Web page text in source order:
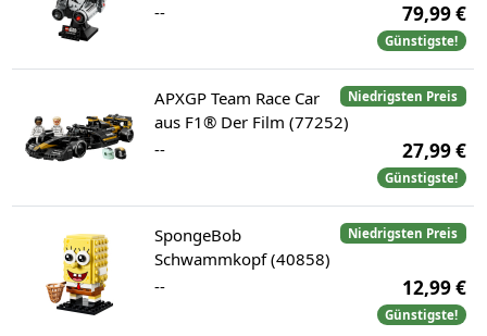
--
79,99 €
Günstigste!
Niedrigsten Preis
APXGP Team Race Car
aus F1® Der Film (77252)
--
27,99 €
Günstigste!
Niedrigsten Preis
SpongeBob
Schwammkopf (40858)
--
12,99 €
Günstigste!